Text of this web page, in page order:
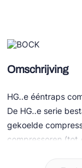
Omschrijving
HG..e ééntraps
De HG..e serie
gekoelde
compressoren (tot
een 230/400V